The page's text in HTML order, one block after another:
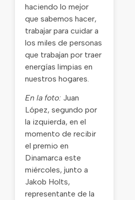
haciendo lo mejor
que sabemos hacer,
trabajar para cuidar a
los miles de personas
que trabajan por traer
energías limpias en
nuestros hogares.
En la foto: Juan
López, segundo por
la izquierda, en el
momento de recibir
el premio en
Dinamarca este
miércoles, junto a
Jakob Holts,
representante de la